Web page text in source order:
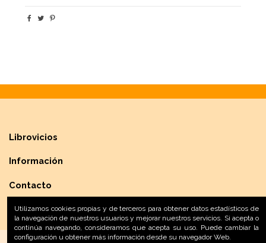
Librovicios
Información
Contacto
Utilizamos cookies propias y de terceros para obtener datos estadísticos de
la navegación de nuestros usuarios y mejorar nuestros servicios. Si acepta o
continúa navegando, consideramos que acepta su uso. Puede cambiar la
configuración u obtener más información desde su navegador Web.